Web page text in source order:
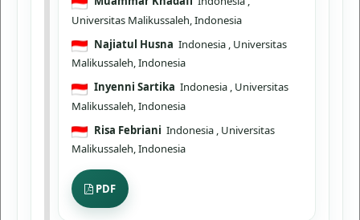
Universitas Malikussaleh, Indonesia
Najiatul Husna Indonesia , Universitas
Malikussaleh, Indonesia
Inyenni Sartika Indonesia , Universitas
Malikussaleh, Indonesia
Risa Febriani Indonesia , Universitas
Malikussaleh, Indonesia
PDF